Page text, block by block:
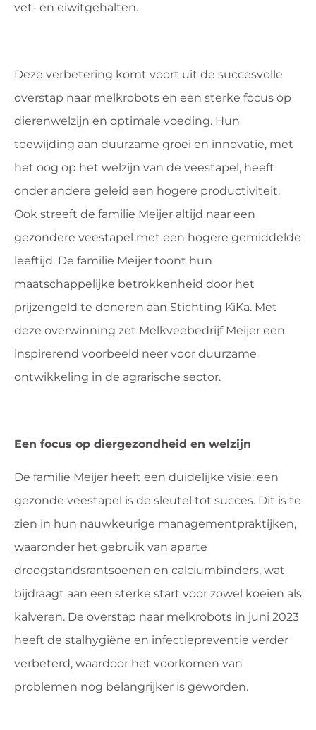
vet- en eiwitgehalten.
Deze verbetering komt voort uit de succesvolle
overstap naar melkrobots en een sterke focus op
dierenwelzijn en optimale voeding. Hun
toewijding aan duurzame groei en innovatie, met
het oog op het welzijn van de veestapel, heeft
onder andere geleid een hogere productiviteit.
Ook streeft de familie Meijer altijd naar een
gezondere veestapel met een hogere gemiddelde
leeftijd. De familie Meijer toont hun
maatschappelijke betrokkenheid door het
prijzengeld te doneren aan Stichting KiKa. Met
deze overwinning zet Melkveebedrijf Meijer een
inspirerend voorbeeld neer voor duurzame
ontwikkeling in de agrarische sector.
Een focus op diergezondheid en welzijn
De familie Meijer heeft een duidelijke visie: een
gezonde veestapel is de sleutel tot succes. Dit is te
zien in hun nauwkeurige managementpraktijken,
waaronder het gebruik van aparte
droogstandsrantsoenen en calciumbinders, wat
bijdraagt aan een sterke start voor zowel koeien als
kalveren. De overstap naar melkrobots in juni 2023
heeft de stalhygiëne en infectiepreventie verder
verbeterd, waardoor het voorkomen van
problemen nog belangrijker is geworden.